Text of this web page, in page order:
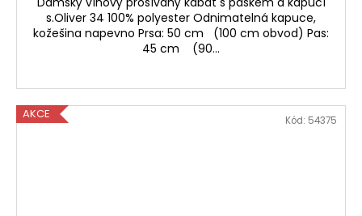
s.Oliver 34 100% polyester Odnimatelná kapuce,
kožešina napevno Prsa: 50 cm (100 cm obvod) Pas:
45 cm (90...
AKCE Kód: 54375